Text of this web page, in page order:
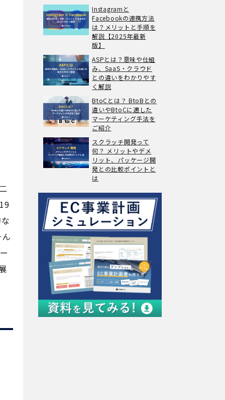
Instagramと
Facebookの連携方法
は？メリットと手順を
解説【2025年最新
版】
ASPとは？意味や仕組
み、SaaS・クラウド
との違いをわかりやす
く解説
BtoCとは？ BtoBとの
違いやBtoCに適した
マーケティング手法を
ご紹介
スクラッチ開発って
何？ メリットやデメ
リット、パッケージ開
発との比較ポイントと
は